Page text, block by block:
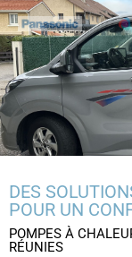
DES
POUR UN
POMPES À
RÉUNIES